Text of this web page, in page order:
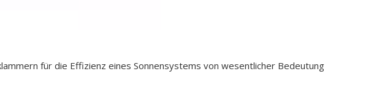
für die Effizienz eines Sonnensystems von wesentlicher Bedeutung